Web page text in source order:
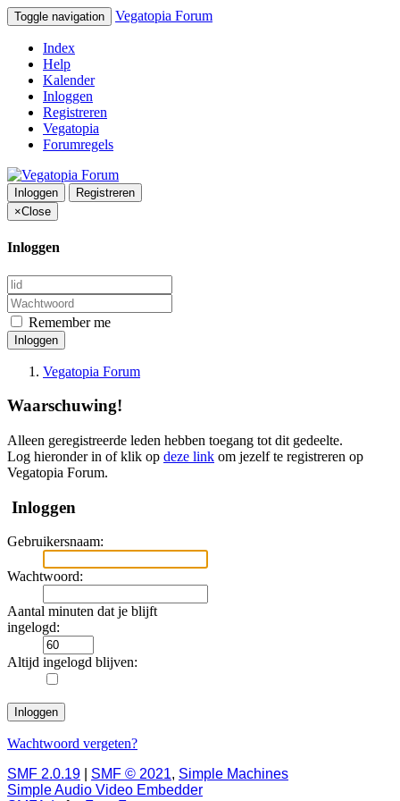
Toggle navigation Vegatopia Forum
Index
Help
Kalender
Inloggen
Registreren
Vegatopia
Forumregels
Inloggen
Registreren
×Close
Inloggen
Remember me
Inloggen
Vegatopia Forum
Waarschuwing!
Alleen geregistreerde leden hebben toegang tot dit gedeelte.
Log hieronder in of klik op deze link om jezelf te registreren op
Vegatopia Forum.
Inloggen
Gebruikersnaam:
Wachtwoord:
Aantal minuten dat je blijft
ingelogd:
Altijd ingelogd blijven:
Wachtwoord vergeten?
SMF 2.0.19
SMF © 2021, Simple Machines
Simple Audio Video Embedder